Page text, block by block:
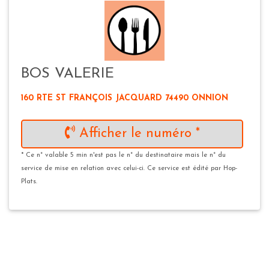
BOS VALERIE
160 RTE ST FRANÇOIS JACQUARD 74490 ONNION
Afficher le numéro *
* Ce n° valable 5 min n'est pas le n° du destinataire mais le n° du
service de mise en relation avec celui-ci. Ce service est édité par Hop-
Plats.